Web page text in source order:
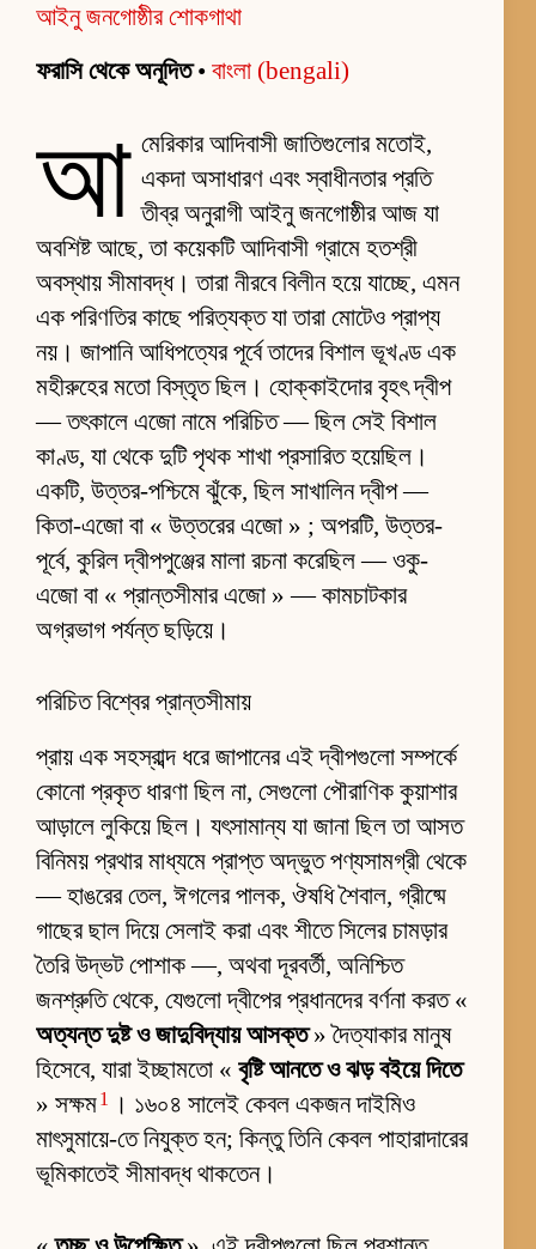
আইনু জনগোষ্ঠীর শোকগাথা
ফরাসি থেকে অনূদিত• বাংলা (bengali)
আ মেরিকার আদিবাসী জাতিগুলোর মতোই,
একদা অসাধারণ এবং স্বাধীনতার প্রতি
তীব্র অনুরাগী আইনু জনগোষ্ঠীর আজ যা
অবশিষ্ট আছে, তা কয়েকটি আদিবাসী গ্রামে হতশ্রী
অবস্থায় সীমাবদ্ধ। তারা নীরবে বিলীন হয়ে যাচ্ছে, এমন
এক পরিণতির কাছে পরিত্যক্ত যা তারা মোটেও প্রাপ্য
নয়। জাপানি আধিপত্যের পূর্বে তাদের বিশাল ভূখণ্ড এক
মহীরুহের মতো বিস্তৃত ছিল। হোক্কাইদোর বৃহৎ দ্বীপ
— তৎকালে এজো নামে পরিচিত — ছিল সেই বিশাল
কাণ্ড, যা থেকে দুটি পৃথক শাখা প্রসারিত হয়েছিল।
একটি, উত্তর-পশ্চিমে ঝুঁকে, ছিল সাখালিন দ্বীপ —
কিতা-এজো বা « উত্তরের এজো » ; অপরটি, উত্তর-
পূর্বে, কুরিল দ্বীপপুঞ্জের মালা রচনা করেছিল — ওকু-
এজো বা « প্রান্তসীমার এজো » — কামচাটকার
অগ্রভাগ পর্যন্ত ছড়িয়ে।
পরিচিত বিশ্বের প্রান্তসীমায়
প্রায় এক সহস্রাব্দ ধরে জাপানের এই দ্বীপগুলো সম্পর্কে
কোনো প্রকৃত ধারণা ছিল না, সেগুলো পৌরাণিক কুয়াশার
আড়ালে লুকিয়ে ছিল। যৎসামান্য যা জানা ছিল তা আসত
বিনিময় প্রথার মাধ্যমে প্রাপ্ত অদ্ভুত পণ্যসামগ্রী থেকে
— হাঙরের তেল, ঈগলের পালক, ঔষধি শৈবাল, গ্রীষ্মে
গাছের ছাল দিয়ে সেলাই করা এবং শীতে সিলের চামড়ার
তৈরি উদ্ভট পোশাক —, অথবা দূরবর্তী, অনিশ্চিত
জনশ্রুতি থেকে, যেগুলো দ্বীপের প্রধানদের বর্ণনা করত «
অত্যন্ত দুষ্ট ও জাদুবিদ্যায় আসক্ত» দৈত্যাকার মানুষ
হিসেবে, যারা ইচ্ছামতো « বৃষ্টি আনতে ও ঝড় বইয়ে দিতে
» সক্ষম1
। ১৬০৪ সালেই কেবল একজন দাইমিও
মাৎসুমায়ে-তে নিযুক্ত হন; কিন্তু তিনি কেবল পাহারাদারের
ভূমিকাতেই সীমাবদ্ধ থাকতেন।